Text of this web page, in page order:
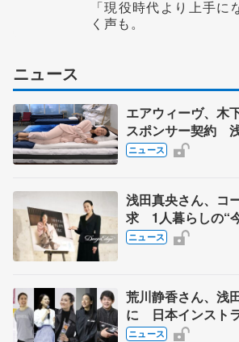
「現役時代より上手に
く声も。
ニュース
エアウィーヴ、木
スポンサー契約
な挑戦にも寄り添
ニュース
浅田真央さん、コ
求 1人暮らしの“
タオル』ホットマ
ニュース
荒川静香さん、浅
に 日本インスト
本フィギュアなど
ニュース